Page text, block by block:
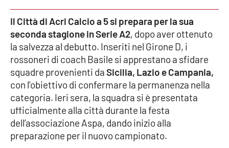
Editoriali
VIDEO
Ambiente
Cronaca
Cultura
Il Città di Acri Calcio a 5 si prepara per la sua
seconda stagione in Serie A2, dopo aver ottenuto
la salvezza al debutto. Inseriti nel Girone D, i
rossoneri di coach Basile si apprestano a sfidare
squadre provenienti daSicilia, Lazio e Campania,
con l’obiettivo di confermare la permanenza nella
categoria. Ieri sera, la squadra si è presentata
ufficialmente alla città durante la festa
dell’associazione Aspa, dando inizio alla
preparazione per il nuovo campionato.